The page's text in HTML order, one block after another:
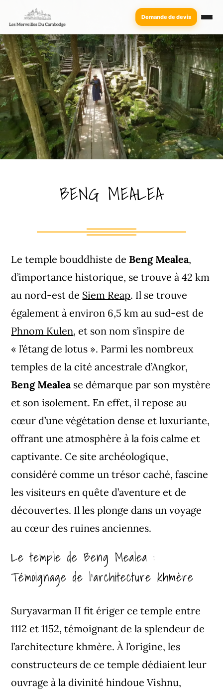
Demande de devis
BENG MEALEA
Le temple bouddhiste de Beng Mealea,
d’importance historique, se trouve à 42 km
au nord-est de Siem Reap. Il se trouve
également à environ 6,5 km au sud-est de
Phnom Kulen, et son nom s’inspire de
« l’étang de lotus ». Parmi les nombreux
temples de la cité ancestrale d’Angkor,
Beng Mealease démarque par son mystère
et son isolement. En effet, il repose au
cœur d’une végétation dense et luxuriante,
offrant une atmosphère à la fois calme et
captivante. Ce site archéologique,
considéré comme un trésor caché, fascine
les visiteurs en quête d’aventure et de
découvertes. Il les plonge dans un voyage
au cœur des ruines anciennes.
Le temple de Beng Mealea :
Témoignage de l’architecture khmère
Suryavarman II fit ériger ce temple entre
1112 et 1152, témoignant de la splendeur de
l’architecture khmère. À l’origine, les
constructeurs de ce temple dédiaient leur
ouvrage à la divinité hindoue Vishnu,